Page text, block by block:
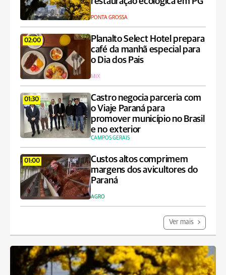
PONTA GROSSA
02:00
Planalto Select Hotel prepara
café da manhã especial para
o Dia dos Pais
MIX
01:30
Castro negocia parceria com
o Viaje Paraná para
promover município no Brasil
e no exterior
CAMPOS GERAIS
01:00
Custos altos comprimem
margens dos avicultores do
Paraná
AGRO
Ver mais